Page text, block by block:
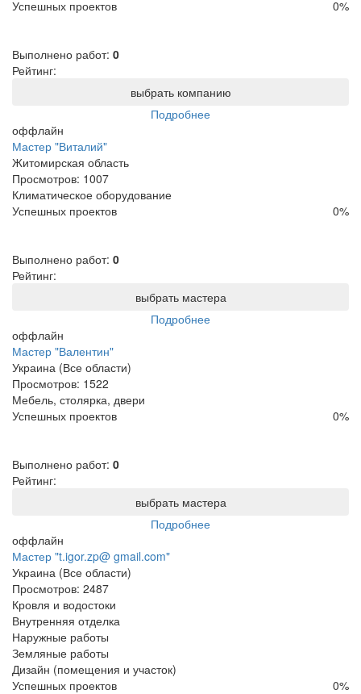
Успешных проектов
0%
Выполнено работ: 0
Рейтинг:
выбрать компанию
Подробнее
оффлайн
Мастер "Виталий"
Житомирская область
Просмотров: 1007
Климатическое оборудование
Успешных проектов
0%
Выполнено работ: 0
Рейтинг:
выбрать мастера
Подробнее
оффлайн
Мастер "Валентин"
Украина (Все области)
Просмотров: 1522
Мебель, столярка, двери
Успешных проектов
0%
Выполнено работ: 0
Рейтинг:
выбрать мастера
Подробнее
оффлайн
Мастер "t.igor.zp@ gmail.com"
Украина (Все области)
Просмотров: 2487
Кровля и водостоки
Внутренняя отделка
Наружные работы
Земляные работы
Дизайн (помещения и участок)
Успешных проектов
0%